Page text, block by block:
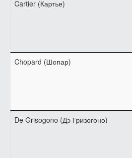
Cartier (Картье)
Chopard (Шопар)
De Grisogono (Дэ Гризогоно)